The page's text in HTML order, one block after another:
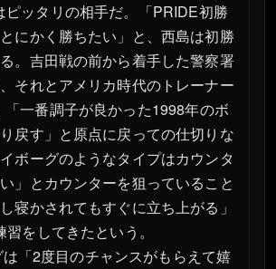
ピッタリの相手だ。「PRIDE初勝
にかく勝ちたい」と、西島は初勝
。吉田戦の前から着手した警察署
それとアメリカ時代のトレーナー
「一番調子が良かった1998年のボ
戻す」と原点に戻っての仕切りな
ボーグのようなタイプはカウンタ
」とカウンターを狙っていること
寝かされてもすぐに立ち上がる」
習をしてきたという。
「2度目のチャンスがもらえて嬉